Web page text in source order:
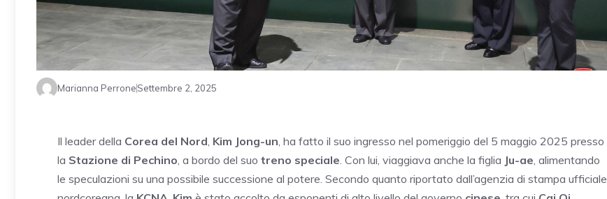
Marianna PerroneSettembre 2, 2025
Il leader della Corea del Nord, Kim Jong-un, ha fatto il suo ingresso nel pomeriggio del 5 maggio 2025 presso
la Stazione di Pechino, a bordo del suo treno speciale. Con lui, viaggiava anche la figlia Ju-ae, alimentando
le speculazioni su una possibile successione al potere. Secondo quanto riportato dall’agenzia di stampa ufficiale